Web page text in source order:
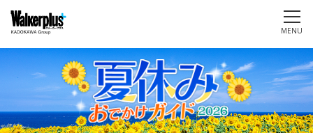
MENU